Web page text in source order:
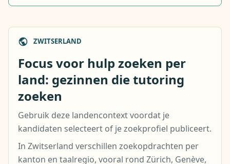
ZWITSERLAND
Focus voor hulp zoeken per
land: gezinnen die tutoring
zoeken
Gebruik deze landencontext voordat je
kandidaten selecteert of je zoekprofiel publiceert.
In Zwitserland verschillen zoekopdrachten per
kanton en taalregio, vooral rond Zürich, Genève,